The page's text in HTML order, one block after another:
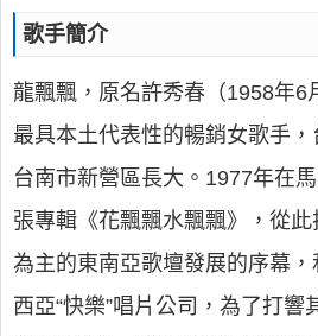
歌手簡介
龍飄飄，原名許秀春（1958年6
最具本土代表性的暢銷女歌手
台南市新營區長大。1977年在
張專輯《花飄飄水飄飄》，從
為主的東南亞歌壇發展的序幕
西亞“快樂”唱片公司，為了打